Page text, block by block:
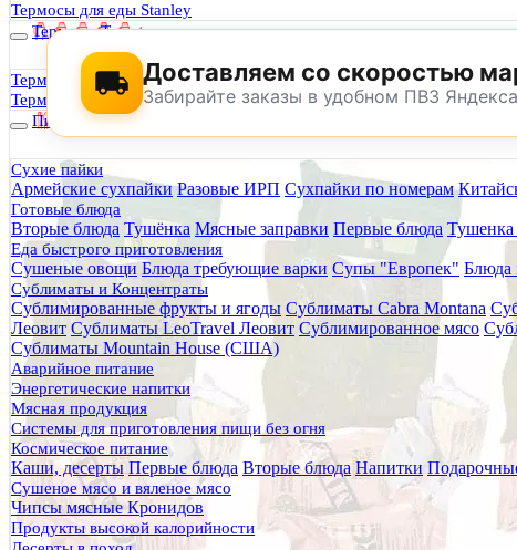
Термосы для еды Stanley
Термосы Tyeso
Термокружки Tyeso
Термобутылки Tyeso
Питание
Сухие пайки
Армейские сухпайки Разовые ИРП Сухпайки по номерам
Готовые блюда
Вторые блюда Тушёнка Мясные заправки Первые блюда Тушенка
Еда быстрого приготовления
Сушеные овощи Блюда требующие варки Супы "Европек" Блюда
Сублиматы и Концентраты
Сублимированные фрукты и ягоды Сублиматы Cabra Montana
Леовит Сублиматы LeoTravel Леовит Сублимированное мясо
Сублиматы Mountain House (США)
Аварийное питание
Энергетические напитки
Мясная продукция
Системы для приготовления пищи без огня
Космическое питание
Каши, десерты Первые блюда Вторые блюда Напитки
Сушеное мясо и вяленое мясо
Чипсы мясные Кронидов
Продукты высокой калорийности
Доставляем со скоростью
Забирайте заказы в удобном ПВЗ Яндекса
По техническим причинам магазин не
Заранее корректируйте дату и время посещения магазина.
Главная
Каталог товаров
Медицина
Аптечки
Аптечки групповые
Накладка атравматичная на глаз
Накладка атравматичная на